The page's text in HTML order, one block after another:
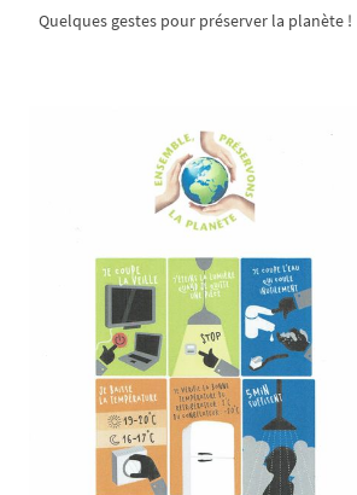
Quelques gestes pour préserver la planète !